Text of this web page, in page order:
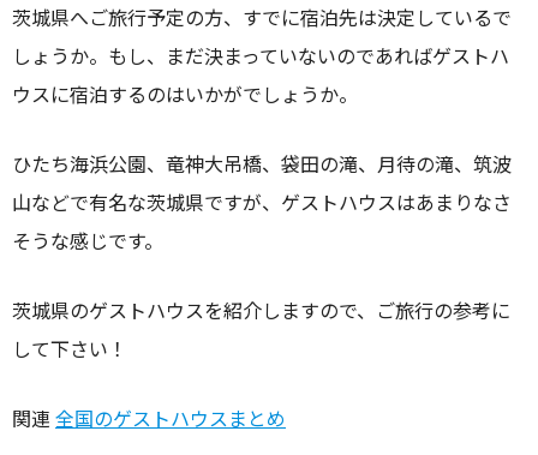
茨城県へご旅行予定の方、すでに宿泊先は決定しているで
しょうか。もし、まだ決まっていないのであればゲストハ
ウスに宿泊するのはいかがでしょうか。
ひたち海浜公園、竜神大吊橋、袋田の滝、月待の滝、筑波
山などで有名な茨城県ですが、ゲストハウスはあまりなさ
そうな感じです。
茨城県のゲストハウスを紹介しますので、ご旅行の参考に
して下さい！
関連 全国のゲストハウスまとめ